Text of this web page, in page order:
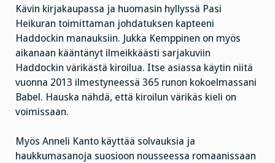
Kävin kirjakaupassa ja huomasin hyllyssä Pasi
Heikuran toimittaman johdatuksen kapteeni
Haddockin manauksiin. Jukka Kemppinen on myös
aikanaan kääntänyt ilmeikkäästi sarjakuviin
Haddockin värikästä kiroilua. Itse asiassa käytin niitä
vuonna 2013 ilmestyneessä 365 runon kokoelmassani
Babel. Hauska nähdä, että kiroilun värikäs kieli on
voimissaan.
Myös Anneli Kanto käyttää solvauksia ja
haukkumasanoja suosioon nousseessa romaanissaan